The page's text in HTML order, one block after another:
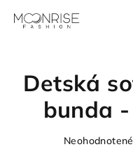
Detská
bunda
Priemerné
Neohodnotené